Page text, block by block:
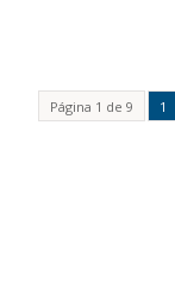
Página 1 de 9 1